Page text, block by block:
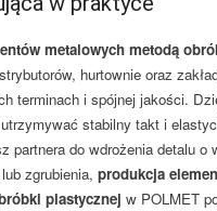
metalowych metodą
hurtownie oraz
terminach i spójnej jakości.
stabilny takt i
partnera do wdrożenia detalu o
zgrubienia, produkcja
plastycznej w POLMET